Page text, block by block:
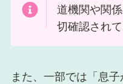
道機関や関
切確認されて
また、一部では「息